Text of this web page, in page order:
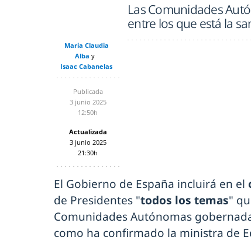
Las Comunidades
entre los que está la
Maria Claudia
Alba
Isaac Cabanelas
Publicada
3 junio 2025
12:50h
Actualizada
3 junio 2025
21:30h
El Gobierno de España incluirá en el
de Presidentes "todos los temas"
Comunidades Autónomas
como ha confirmado la ministra de